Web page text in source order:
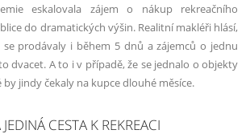
eskalovala zájem o nákup rekreačního
do dramatických výšin. Realitní makléři hlásí,
prodávaly i během 5 dnů a zájemců o jednu
dvacet. A to i v případě, že se jednalo o objekty
jindy čekaly na kupce dlouhé měsíce.
CESTA K REKREACI